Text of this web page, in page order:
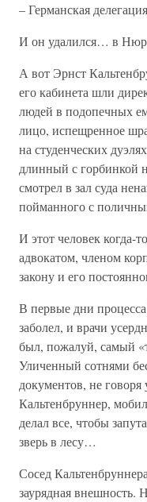
– Германская
И он удалился… в
А вот Эрнст
его кабинета шли
людей в подопечных
лицо, испещренное
на студенческих
длинный с горбинкой
смотрел в зал суда
пойманного с
И этот человек когда-
адвокатом, членом
закону и его
В первые дни
заболел, и врачи
был, пожалуй, самый
Уличенный сотнями
документов, не говоря
Кальтенбруннер,
делал все, чтобы
зверь в лесу…
Сосед
заурядная внешность.